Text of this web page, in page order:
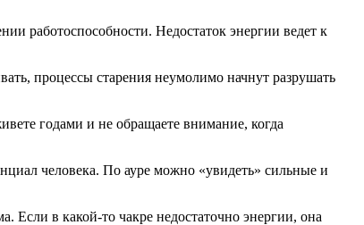
работоспособности. Недостаток энергии ведет к
процессы старения неумолимо начнут разрушать
годами и не обращаете внимание, когда
человека. По ауре можно «увидеть» сильные и
Если в какой-то чакре недостаточно энергии, она